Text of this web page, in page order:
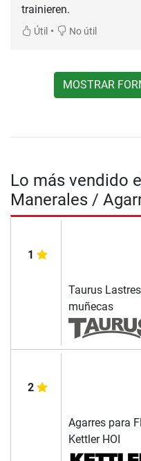
trainieren.
Útil • No útil
MOSTRAR
Lo más vendido
Manerales /
1
Taurus
muñecas
2
Agarres para
Kettler HOI